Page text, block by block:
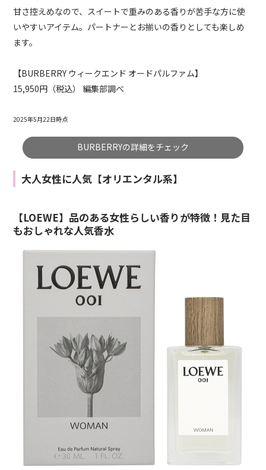
甘さ控えめなので、スイートで重みのある香りが苦手な方に使
いやすいアイテム。パートナーとお揃いの香りとしても楽しめ
ます。
【BURBERRY ウィークエンド オードパルファム】
15,950円（税込） 編集部調べ
2025年5月22日時点
BURBERRYの詳細をチェック
大人女性に人気【オリエンタル系】
【LOEWE】品のある女性らしい香りが特徴！見た目
もおしゃれな人気香水